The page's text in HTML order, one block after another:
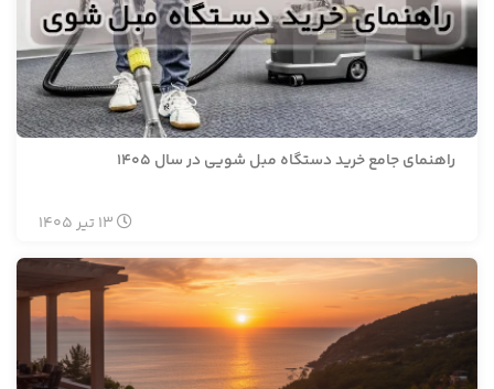
راهنمای جامع خرید دستگاه مبل شویی در سال 1405
13 تیر1405